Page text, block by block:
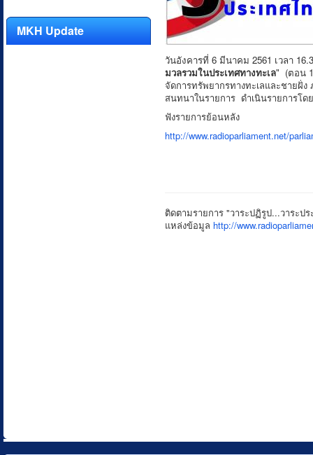
MKH Update
วันอังคารที่ 6 มีนาคม 2561 เวลา
มวลรวมในประเทศทางทะเล" (ตอน
จัดการทรัพยากรทางทะเลและชายฝั่
สนทนาในรายการ ดำเนินรายการ
ฟังรายการย้อนหลัง
http://www.radioparliament.net/
ติดตามรายการ "วาระปฏิรูป...วาระป
แหล่งข้อมูล http://